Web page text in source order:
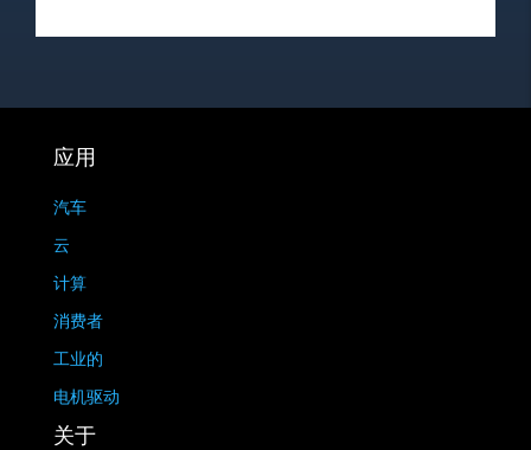
应用
汽车
云
计算
消费者
工业的
电机驱动
关于